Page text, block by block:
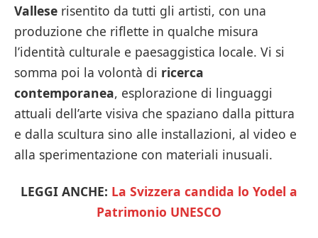
Vallese risentito da tutti gli artisti, con una
produzione che riflette in qualche misura
l’identità culturale e paesaggistica locale. Vi si
somma poi la volontà di ricerca
contemporanea, esplorazione di linguaggi
attuali dell’arte visiva che spaziano dalla pittura
e dalla scultura sino alle installazioni, al video e
alla sperimentazione con materiali inusuali.
LEGGI ANCHE: La Svizzera candida lo Yodel a
Patrimonio UNESCO